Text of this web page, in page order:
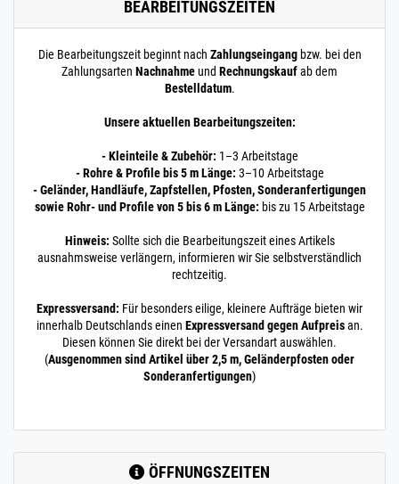
matt - V2A EN
10374
BEARBEITUNGSZEITEN
Die Bearbeitungszeit beginnt nach Zahlungseingangbzw. bei den
Zahlungsarten Nachnahmeund Rechnungskaufab dem
Bestelldatum.
Unsere aktuellen Bearbeitungszeiten:
- Kleinteile & Zubehör: 1–3 Arbeitstage
- Rohre & Profile bis 5 m Länge: 3–10 Arbeitstage
- Geländer, Handläufe, Zapfstellen, Pfosten, Sonderanfertigungen
sowie Rohr- und Profile von 5 bis 6 m Länge: bis zu 15 Arbeitstage
Hinweis: Sollte sich die Bearbeitungszeit eines Artikels
ausnahmsweise verlängern, informieren wir Sie selbstverständlich
rechtzeitig.
Expressversand: Für besonders eilige, kleinere Aufträge bieten wir
innerhalb Deutschlands einen Expressversand gegen Aufpreisan.
Diesen können Sie direkt bei der Versandart auswählen.
(Ausgenommen sind Artikel über 2,5 m, Geländerpfosten oder
Sonderanfertigungen)
ÖFFNUNGSZEITEN